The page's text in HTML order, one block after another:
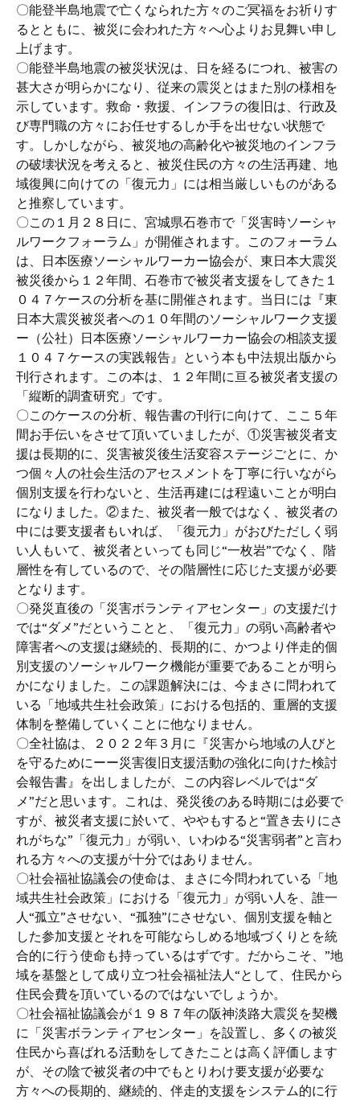
〇能登半島地震で亡くなられた方々のご冥福をお祈りす
るとともに、被災に会われた方々へ心よりお見舞い申し
上げます。
〇能登半島地震の被災状況は、日を経るにつれ、被害の
甚大さが明らかになり、従来の震災とはまた別の様相を
示しています。救命・救援、インフラの復旧は、行政及
び専門職の方々にお任せするしか手を出せない状態で
す。しかしながら、被災地の高齢化や被災地のインフラ
の破壊状況を考えると、被災住民の方々の生活再建、地
域復興に向けての「復元力」には相当厳しいものがある
と推察しています。
〇この１月２８日に、宮城県石巻市で「災害時ソーシャ
ルワークフォーラム」が開催されます。このフォーラム
は、日本医療ソーシャルワーカー協会が、東日本大震災
被災後から１２年間、石巻市で被災者支援をしてきた１
０４７ケースの分析を基に開催されます。当日には『東
日本大震災被災者への１０年間のソーシャルワーク支援
ー（公社）日本医療ソーシャルワーカー協会の相談支援
１０４７ケースの実践報告』という本も中法規出版から
刊行されます。この本は、１２年間に亘る被災者支援の
「縦断的調査研究」です。
〇このケースの分析、報告書の刊行に向けて、ここ５年
間お手伝いをさせて頂いていましたが、①災害被災者支
援は長期的に、災害被災後生活変容ステージごとに、か
つ個々人の社会生活のアセスメントを丁寧に行いながら
個別支援を行わないと、生活再建には程遠いことが明白
になりました。②また、被災者一般ではなく、被災者の
中には要支援者もいれば、「復元力」がおびただしく弱
い人もいて、被災者といっても同じ“一枚岩”でなく、階
層性を有しているので、その階層性に応じた支援が必要
となります。
〇発災直後の「災害ボランティアセンター」の支援だけ
では“ダメ”だということと、「復元力」の弱い高齢者や
障害者への支援は継続的、長期的に、かつより伴走的個
別支援のソーシャルワーク機能が重要であることが明ら
かになりました。この課題解決には、今まさに問われて
いる「地域共生社会政策」における包括的、重層的支援
体制を整備していくことに他なりません。
〇全社協は、２０２２年３月に『災害から地域の人びと
を守るためにーー災害復旧支援活動の強化に向けた検討
会報告書』を出しましたが、この内容レベルでは“ダ
メ”だと思います。これは、発災後のある時期には必要で
すが、被災者支援に於いて、ややもすると“置き去りにさ
れがちな”「復元力」が弱い、いわゆる“災害弱者”と言わ
れる方々への支援が十分ではありません。
〇社会福祉協議会の使命は、まさに今問われている「地
域共生社会政策」における「復元力」が弱い人を、誰一
人“孤立”させない、“孤独”にさせない、個別支援を軸と
した参加支援とそれを可能ならしめる地域づくりとを統
合的に行う使命も持っているはずです。だからこそ、”地
域を基盤として成り立つ社会福祉法人“として、住民から
住民会費を頂いているのではないでしょうか。
〇社会福祉協議会が１９８７年の阪神淡路大震災を契機
に「災害ボランティアセンター」を設置し、多くの被災
住民から喜ばれる活動をしてきたことは高く評価します
が、その陰で被災者の中でもとりわけ要支援が必要な
方々への長期的、継続的、伴走的支援をシステム的に行